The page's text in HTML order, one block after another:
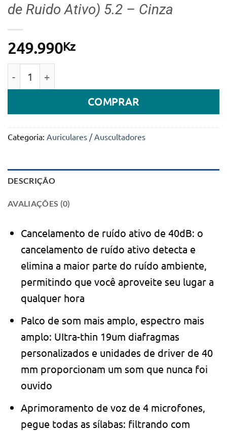
de Ruido Ativo) 5.2 – Cinza
249.990Kz
COMPRAR
Categoria: Auriculares / Auscultadores
DESCRIÇÃO
AVALIAÇÕES (0)
Cancelamento de ruído ativo de 40dB: o
cancelamento de ruído ativo detecta e
elimina a maior parte do ruído ambiente,
permitindo que você aproveite seu lugar a
qualquer hora
Palco de som mais amplo, espectro mais
amplo: UItra-thin 19um diafragmas
personalizados e unidades de driver de 40
mm proporcionam um som que nunca foi
ouvido
Aprimoramento de voz de 4 microfones,
pegue todas as sílabas: filtrando com